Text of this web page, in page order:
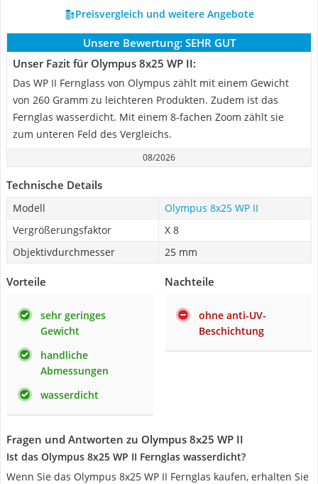
Preisvergleich und weitere Angebote
Unsere Bewertung: SEHR GUT
Unser Fazit für Olympus 8x25 WP II:
Das WP II Fernglass von Olympus zählt mit einem Gewicht
von 260 Gramm zu leichteren Produkten. Zudem ist das
Fernglas wasserdicht. Mit einem 8-fachen Zoom zählt sie
zum unteren Feld des Vergleichs.
08/2026
Technische Details
Modell
Olympus 8x25 WP II
Vergrößerungsfaktor
X 8
Objektivdurchmesser
25 mm
Vorteile
sehr geringes
Gewicht
handliche
Abmessungen
wasserdicht
Nachteile
ohne anti-UV-
Beschichtung
Fragen und Antworten zu Olympus 8x25 WP II
Ist das Olympus 8x25 WP II Fernglas wasserdicht?
Wenn Sie das Olympus 8x25 WP II Fernglas kaufen, erhalten Sie